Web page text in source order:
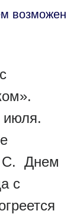
возможен
июля.
С. Днем
с